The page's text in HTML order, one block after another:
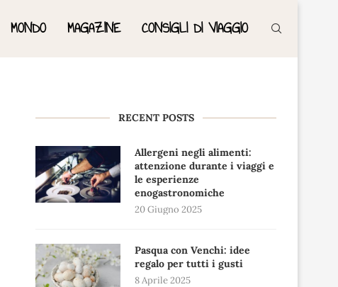
MONDO MAGAZINE CONSIGLI DI VIAGGIO
RECENT POSTS
Allergeni negli alimenti:
attenzione durante i viaggi e
le esperienze
enogastronomiche
20 Giugno 2025
Pasqua con Venchi: idee
regalo per tutti i gusti
8 Aprile 2025